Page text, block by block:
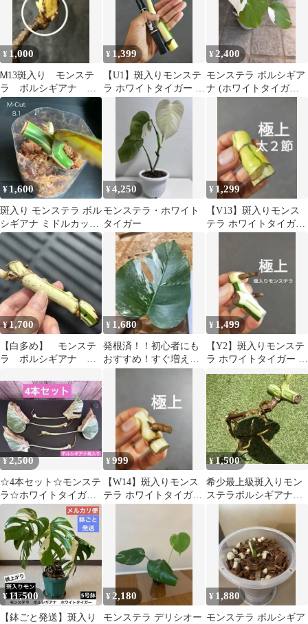
¥ 1,000
Ꮇ13斑入り モンステ
ラ ボルシギアナ ホ
ワイトタイガー 茎伏
¥ 1,399
【U1】斑入りモンステ
ラ ホワイトタイガー ト
ップカット茎 成長点つ
¥ 2,400
モンステラ ボルシギア
ナ (ホワイトタイガー)
¥ 1,600
斑入り モンステラ ボル
シギアナ ミドルカット
抜き苗 匿名配送
¥4,250
モンステラ・ホワイト
タイガー
¥ 1,299
【V13】斑入りモンス
テラ ホワイトタイガー
¥1,700
【白多め】 モンステ
ラ ボルシギアナ ホ
り
¥ 1,680
発根済！！初心者にも
おすすめ！すぐ増えま
¥ 1,499
【Y2】斑入りモンステ
ラ ホワイトタイガー カ
ット茎 成長点2つ
¥2,500
☆4本セット☆モンステ
ラ☆ホワイトタイガー
☆ボルシギアナ☆
¥999
【W14】斑入りモンス
テラ ホワイトタイガー
¥1,500
希少最上級斑入りモン
ステラボルシギアナホ
ワイトタイガー/斑入り
ミント/茎/極斑
¥ 11,500
【鉢ごと発送】斑入り
¥ 2,180
モンステラ デリシオー
¥ 1,880
モンステラ ボルシギア